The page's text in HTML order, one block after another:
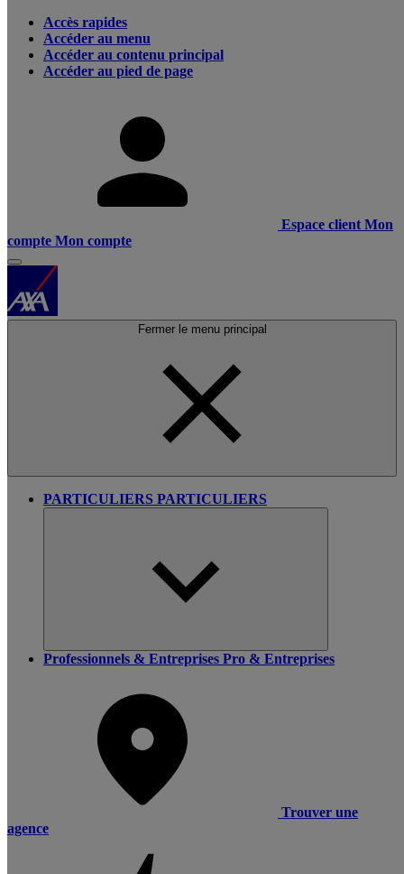
Accès rapides
Accéder au menu
Accéder au contenu principal
Accéder au pied de page
Espace client Mon
compte Mon compte
Fermer le menu principal
PARTICULIERS PARTICULIERS
Professionnels & Entreprises Pro & Entreprises
Trouver une
agence